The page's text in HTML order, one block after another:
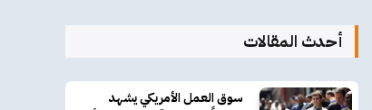
أحدث المقالات
سوق العمل الأمريكي يشهد